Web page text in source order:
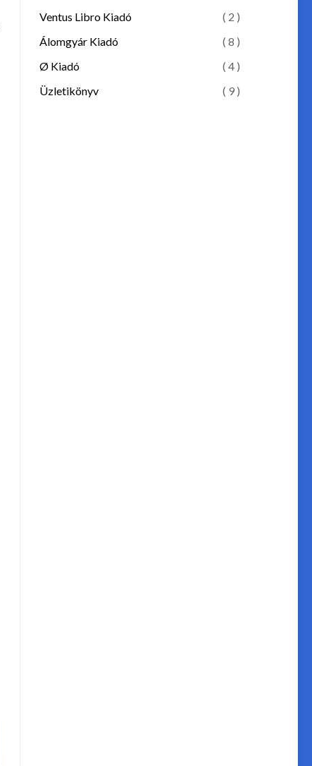
Ventus Libro Kiadó
( 2 )
Álomgyár Kiadó
( 8 )
Ø Kiadó
( 4 )
Üzletikönyv
( 9 )